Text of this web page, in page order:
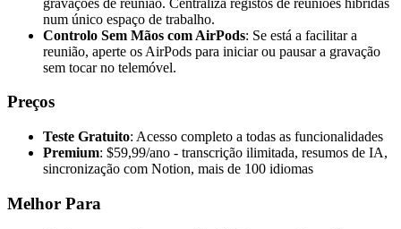
num único espaço de trabalho.
Controlo Sem Mãos com AirPods: Se está a facilitar a
reunião, aperte os AirPods para iniciar ou pausar a gravação
sem tocar no telemóvel.
Preços
Teste Gratuito: Acesso completo a todas as funcionalidades
Premium: $59,99/ano - transcrição ilimitada, resumos de IA,
sincronização com Notion, mais de 100 idiomas
Melhor Para